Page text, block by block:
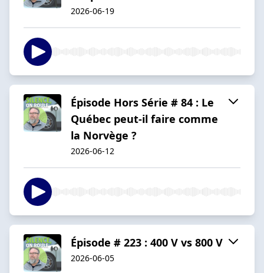
2026-06-19
Épisode Hors Série # 84 : Le
Québec peut-il faire comme
la Norvège ?
2026-06-12
Épisode # 223 : 400 V vs 800 V
2026-06-05